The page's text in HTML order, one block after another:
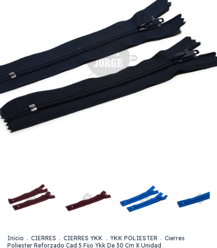
Inicio . CIERRES . CIERRES YKK . YKK POLIESTER . Cierres
Poliester Reforzado Cad 5 Fijo Ykk De 30 Cm X Unidad